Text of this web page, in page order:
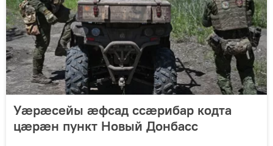
Уæрæсейы æфсад ссæрибар кодта
цæрæн пункт Новый Донбасс